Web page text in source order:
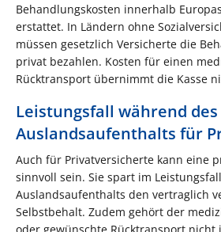
Behandlungskosten innerhalb
erstattet. In Ländern ohne
müssen gesetzlich Versicherte die
privat bezahlen. Kosten für einen
Rücktransport übernimmt die Kasse
Leistungsfall während des
Auslandsaufenthalts für
Auch für Privatversicherte kann eine
sinnvoll sein. Sie spart im
Auslandsaufenthalts den vertraglich
Selbstbehalt. Zudem gehört der
oder gewünschte Rücktransport nicht